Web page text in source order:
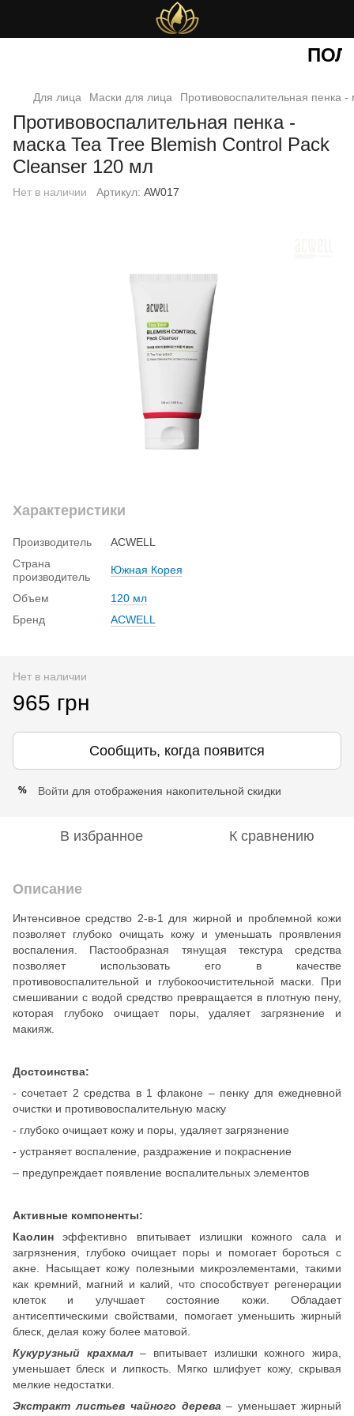
Для лица Маски для лица Противовоспалительная пенка
Противовоспалительная пенка -
маска Tea Tree Blemish Control Pack
Cleanser 120 мл
Нет в наличии Артикул: AW017
Характеристики
Производитель
ACWELL
Страна
производитель
Южная Корея
Объем
120 мл
Бренд
ACWELL
Нет в наличии
965 грн
Сообщить, когда появится
% Войти для отображения накопительной скидки
В избранное К сравнению
Описание
Интенсивное средство 2-в-1 для жирной и проблемной кожи
позволяет глубоко очищать кожу и уменьшать проявления
воспаления. Пастообразная тянущая текстура средства
позволяет использовать его в качестве
противовоспалительной и глубокоочистительной маски. При
смешивании с водой средство превращается в плотную пену,
которая глубоко очищает поры, удаляет загрязнение и
макияж.
Достоинства:
- сочетает 2 средства в 1 флаконе – пенку для ежедневной
очистки и противовоспалительную маску
- глубоко очищает кожу и поры, удаляет загрязнение
- устраняет воспаление, раздражение и покраснение
– предупреждает появление воспалительных элементов
Активные компоненты:
Каолин эффективно впитывает излишки кожного сала и
загрязнения, глубоко очищает поры и помогает бороться с
акне. Насыщает кожу полезными микроэлементами, такими
как кремний, магний и калий, что способствует регенерации
клеток и улучшает состояние кожи. Обладает
антисептическими свойствами, помогает уменьшить жирный
блеск, делая кожу более матовой.
Кукурузный крахмал– впитывает излишки кожного жира,
уменьшает блеск и липкость. Мягко шлифует кожу, скрывая
мелкие недостатки.
Экстракт листьев чайного дерева – уменьшает жирный